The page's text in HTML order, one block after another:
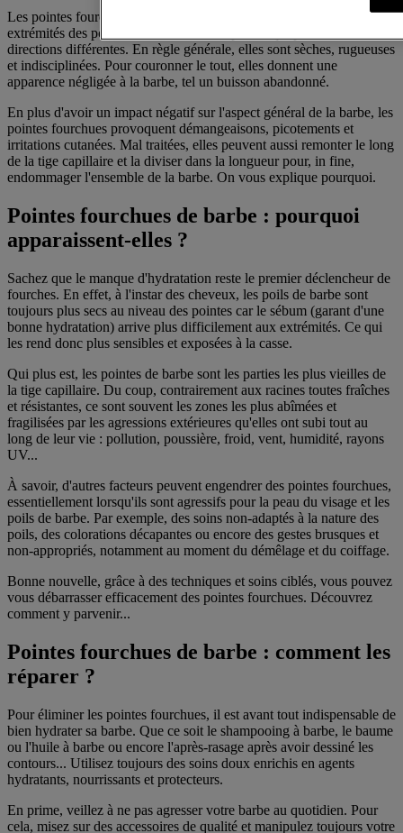
Les pointes fourchues de barbe, c'est tout simplement quand les
extrémités des poils se fendent en deux parties qui prennent des
directions différentes. En règle générale, elles sont sèches, rugueuses
et indisciplinées. Pour couronner le tout, elles donnent une
apparence négligée à la barbe, tel un buisson abandonné.
En plus d'avoir un impact négatif sur l'aspect général de la barbe, les
pointes fourchues provoquent démangeaisons, picotements et
irritations cutanées. Mal traitées, elles peuvent aussi remonter le long
de la tige capillaire et la diviser dans la longueur pour, in fine,
endommager l'ensemble de la barbe. On vous explique pourquoi.
Pointes fourchues de barbe : pourquoi
apparaissent-elles ?
Sachez que le manque d'hydratation reste le premier déclencheur de
fourches. En effet, à l'instar des cheveux, les poils de barbe sont
toujours plus secs au niveau des pointes car le sébum (garant d'une
bonne hydratation) arrive plus difficilement aux extrémités. Ce qui
les rend donc plus sensibles et exposées à la casse.
Qui plus est, les pointes de barbe sont les parties les plus vieilles de
la tige capillaire. Du coup, contrairement aux racines toutes fraîches
et résistantes, ce sont souvent les zones les plus abîmées et
fragilisées par les agressions extérieures qu'elles ont subi tout au
long de leur vie : pollution, poussière, froid, vent, humidité, rayons
UV...
À savoir, d'autres facteurs peuvent engendrer des pointes fourchues,
essentiellement lorsqu'ils sont agressifs pour la peau du visage et les
poils de barbe. Par exemple, des soins non-adaptés à la nature des
poils, des colorations décapantes ou encore des gestes brusques et
non-appropriés, notamment au moment du démêlage et du coiffage.
Bonne nouvelle, grâce à des techniques et soins ciblés, vous pouvez
vous débarrasser efficacement des pointes fourchues. Découvrez
comment y parvenir...
Pointes fourchues de barbe : comment les
réparer ?
Pour éliminer les pointes fourchues, il est avant tout indispensable de
bien hydrater sa barbe. Que ce soit le shampooing à barbe, le baume
ou l'huile à barbe ou encore l'après-rasage après avoir dessiné les
contours... Utilisez toujours des soins doux enrichis en agents
hydratants, nourrissants et protecteurs.
En prime, veillez à ne pas agresser votre barbe au quotidien. Pour
cela, misez sur des accessoires de qualité et manipulez toujours votre